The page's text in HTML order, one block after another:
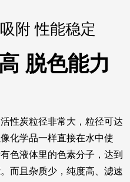
附 性能稳定
脱色能力
性炭粒径非常大，粒径可达
化学品一样直接在水中使
色液体里的色素分子，达到
而且杂质少，纯度高、滤速